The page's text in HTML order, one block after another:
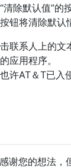
清除默认值”的
钮将清除默认
联系人上的文
应用程序。
许AT＆T已入
感谢您的想法，